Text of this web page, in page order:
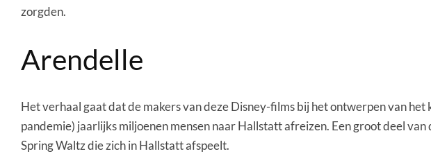
zorgden.
Arendelle
Het verhaal gaat dat de makers van deze Disney-films bij het ontwerpen van
pandemie) jaarlijks miljoenen mensen naar Hallstatt afreizen. Een groot deel
Spring Waltz die zich in Hallstatt afspeelt.